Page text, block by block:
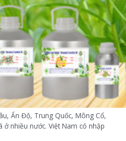
Ấn Độ, Trung Quốc, Mông Cổ,
ở nhiều nước. Việt Nam có nhập